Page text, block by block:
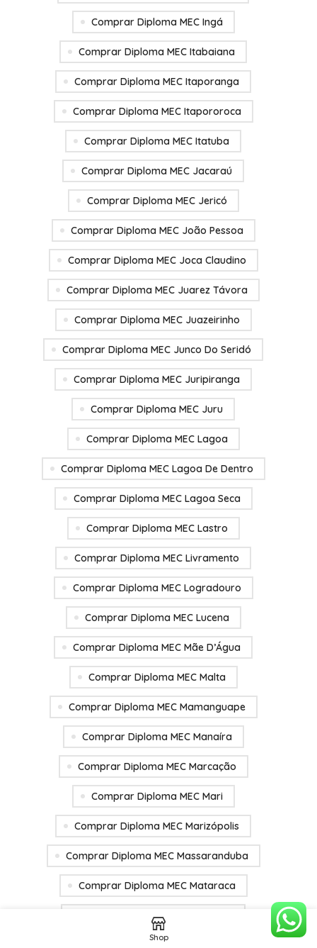
Comprar Diploma MEC Ingá
Comprar Diploma MEC Itabaiana
Comprar Diploma MEC Itaporanga
Comprar Diploma MEC Itapororoca
Comprar Diploma MEC Itatuba
Comprar Diploma MEC Jacaraú
Comprar Diploma MEC Jericó
Comprar Diploma MEC João Pessoa
Comprar Diploma MEC Joca Claudino
Comprar Diploma MEC Juarez Távora
Comprar Diploma MEC Juazeirinho
Comprar Diploma MEC Junco Do Seridó
Comprar Diploma MEC Juripiranga
Comprar Diploma MEC Juru
Comprar Diploma MEC Lagoa
Comprar Diploma MEC Lagoa De Dentro
Comprar Diploma MEC Lagoa Seca
Comprar Diploma MEC Lastro
Comprar Diploma MEC Livramento
Comprar Diploma MEC Logradouro
Comprar Diploma MEC Lucena
Comprar Diploma MEC Mãe D’Água
Comprar Diploma MEC Malta
Comprar Diploma MEC Mamanguape
Comprar Diploma MEC Manaíra
Comprar Diploma MEC Marcação
Comprar Diploma MEC Mari
Comprar Diploma MEC Marizópolis
Comprar Diploma MEC Massaranduba
Comprar Diploma MEC Mataraca
Comprar Diploma MEC Matinhas
Comprar Diploma MEC Mato Grosso
Shop